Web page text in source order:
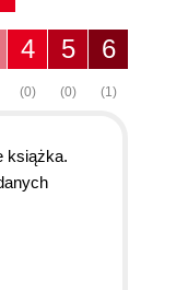
6
(1)
5
(0)
4
(0)
książka.